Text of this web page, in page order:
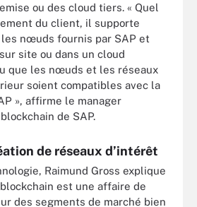
ou des cloud tiers. « Quel
du client, il supporte
nœuds fournis par SAP et
site ou dans un cloud
que les nœuds et les réseaux
soient compatibles avec la
», affirme le manager
de SAP.
de réseaux d’intérêt
Raimund Gross explique
est une affaire de
des segments de marché bien